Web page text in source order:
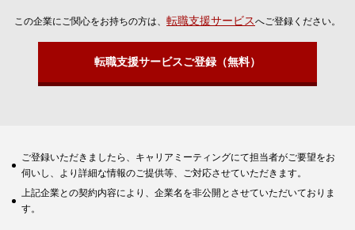
この企業にご関心をお持ちの方は、 転職支援サービスへご登録ください。
転職支援サービスご登録（無料）
ご登録いただきましたら、キャリアミーティングにて担当者がご要望をお
伺いし、より詳細な情報のご提供等、ご対応させていただきます。
上記企業との契約内容により、企業名を非公開とさせていただいておりま
す。